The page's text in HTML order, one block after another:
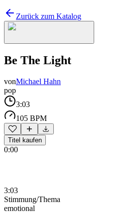
Zurück zum Katalog
Be The Light
vonMichael Hahn
pop
3:03
105 BPM
Titel kaufen
0:00
3:03
Stimmung/Thema
emotional